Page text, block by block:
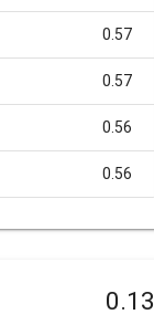
0.57
0.57
0.56
0.56
0.13